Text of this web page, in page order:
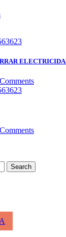
Search